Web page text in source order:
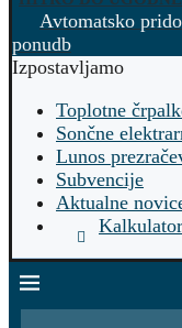
Avtomatsko
ponudb
Izpostavljamo
Toplotne
Sončne
Lunos
Subvencije
Aktualne